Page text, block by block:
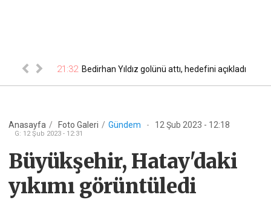
21:32 Bedirhan Yıldız golünü attı, hedefini açıkladı
Anasayfa / Foto Galeri / Gündem - 12 Şub 2023 - 12:18
G: 12 Şub 2023 - 12:31
Büyükşehir, Hatay'daki
yıkımı görüntüledi